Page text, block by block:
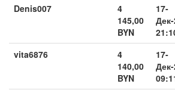
Denis007
4
145,00
BYN
17-
vita6876
4
140,00
BYN
17-